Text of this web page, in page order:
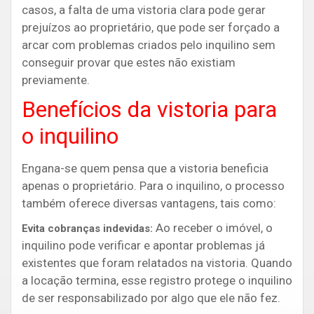
casos, a falta de uma vistoria clara pode gerar
prejuízos ao proprietário, que pode ser forçado a
arcar com problemas criados pelo inquilino sem
conseguir provar que estes não existiam
previamente.
Benefícios da vistoria para
o inquilino
Engana-se quem pensa que a vistoria beneficia
apenas o proprietário. Para o inquilino, o processo
também oferece diversas vantagens, tais como:
Evita cobranças indevidas: Ao receber o imóvel, o
inquilino pode verificar e apontar problemas já
existentes que foram relatados na vistoria. Quando
a locação termina, esse registro protege o inquilino
de ser responsabilizado por algo que ele não fez.